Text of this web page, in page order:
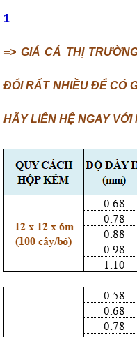
1
=> GIÁ CẢ THỊ
ĐỔI RẤT NHIỀU ĐỂ CÓ
HÃY LIÊN HỆ NGAY VỚI